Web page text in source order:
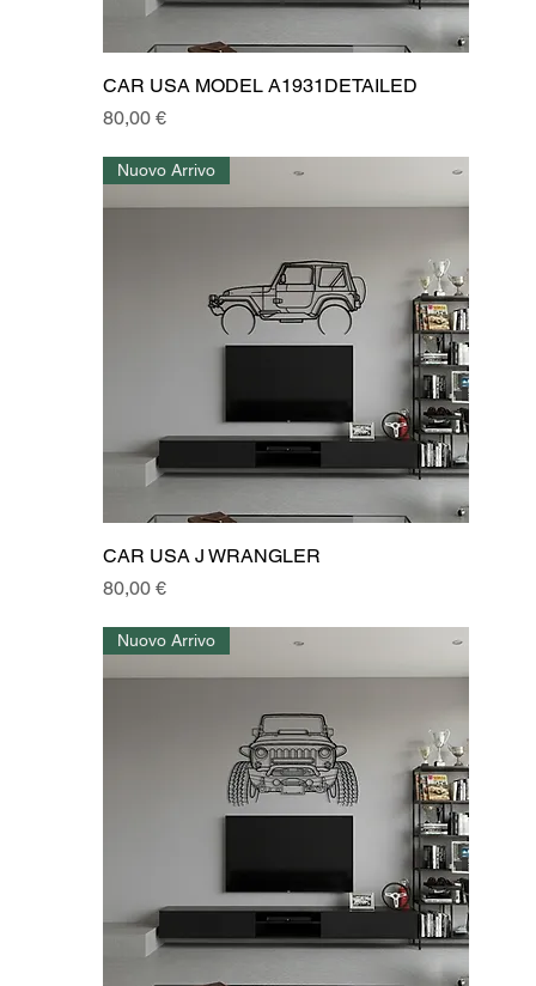
CAR USA MODEL A1931DETAILED
Prezzo
80,00 €
Nuovo Arrivo
CAR USA J WRANGLER
Prezzo
80,00 €
Nuovo Arrivo